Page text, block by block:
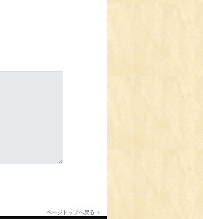
ページトップへ戻る